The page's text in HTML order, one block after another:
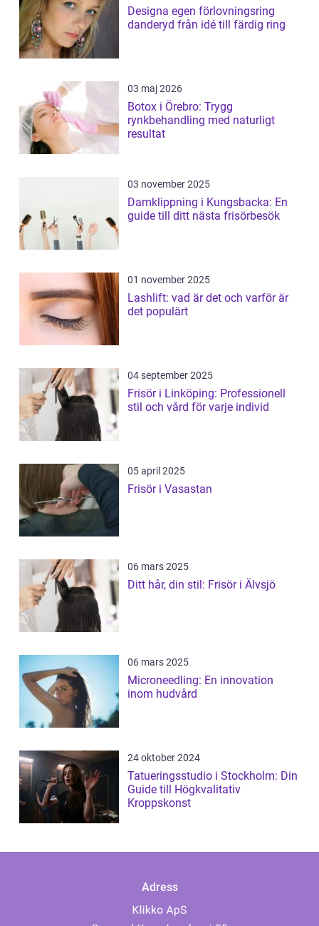
Designa egen förlovningsring
danderyd från idé till färdig ring
03 maj 2026
Botox i Örebro: Trygg
rynkbehandling med naturligt
resultat
03 november 2025
Damklippning i Kungsbacka: En
guide till ditt nästa frisörbesök
01 november 2025
Lashlift: vad är det och varför är
det populärt
04 september 2025
Frisör i Linköping: Professionell
stil och vård för varje individ
05 april 2025
Frisör i Vasastan
06 mars 2025
Ditt hår, din stil: Frisör i Älvsjö
06 mars 2025
Microneedling: En innovation
inom hudvård
24 oktober 2024
Tatueringsstudio i Stockholm: Din
Guide till Högkvalitativ
Kroppskonst
Adress